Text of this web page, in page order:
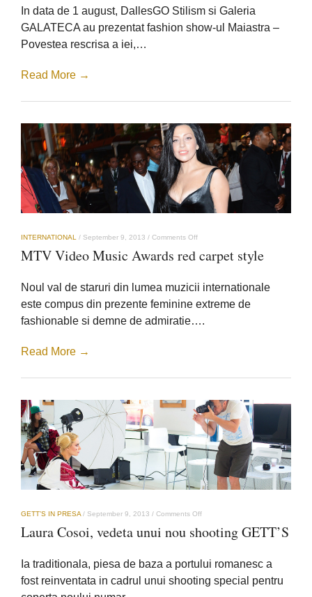
In data de 1 august, DallesGO Stilism si Galeria
GALATECA au prezentat fashion show-ul Maiastra –
Povestea rescrisa a iei,…
Read More →
INTERNATIONAL / September 9, 2013 / Comments Offon
Video
red
carpet
style
MTV Video Music Awards red carpet style
Noul val de staruri din lumea muzicii internationale
este compus din prezente feminine extreme de
fashionable si demne de admiratie….
Read More →
GETT’S IN PRESA / September 9, 2013 / Comments Offon
Cosoi,
nou
GETT’S
Laura Cosoi, vedeta unui nou shooting GETT’S
Ia traditionala, piesa de baza a portului romanesc a
fost reinventata in cadrul unui shooting special pentru